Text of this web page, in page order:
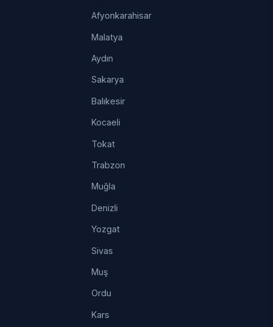
Afyonkarahisar
Malatya
Aydın
Sakarya
Balıkesir
Kocaeli
Tokat
Trabzon
Muğla
Denizli
Yozgat
Sivas
Muş
Ordu
Kars